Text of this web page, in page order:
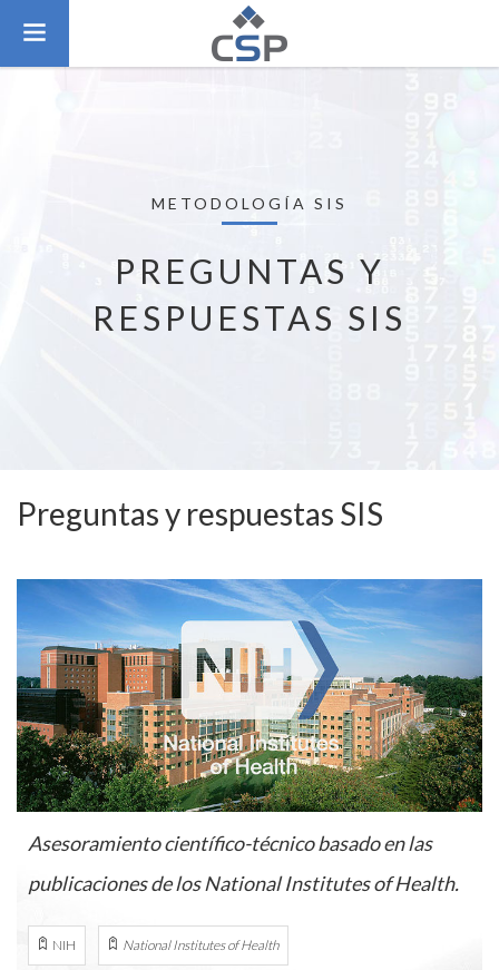
METODOLOGÍA SIS
PREGUNTAS Y
RESPUESTAS SIS
Preguntas y respuestas SIS
Asesoramiento científico-técnico basado en las
publicaciones de losNational Institutes of Health.
NIH National Institutes of Health